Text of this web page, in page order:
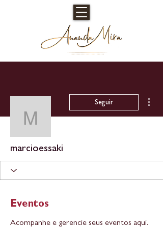
marcioessaki
Seguir
marcioessaki
Eventos
Acompanhe e gerencie seus eventos aqui.